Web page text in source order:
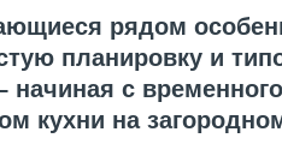
рядом
планировку и
с
кухни на